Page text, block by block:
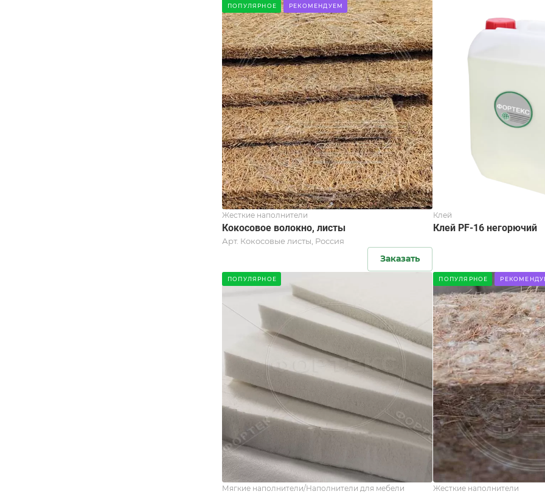
ПОПУЛЯРНОЕ РЕКОМЕНДУЕМ
Жесткие наполнители
Кокосовое волокно, листы
Арт. Кокосовые листы, Россия
Заказать
Клей
Клей PF-16 негорючий
ПОПУЛЯРНОЕ
Мягкие наполнители/Наполнители для мебели
ПОПУЛЯРНОЕ
Жесткие наполнители